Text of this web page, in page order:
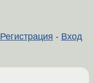
Регистрация - Вход